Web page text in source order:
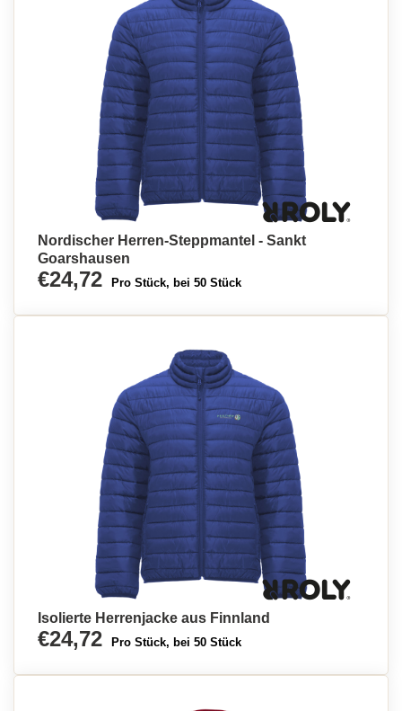
Nordischer Herren-Steppmantel - Sankt
Goarshausen
€24,72 Pro Stück, bei 50 Stück
Isolierte Herrenjacke aus Finnland
€24,72 Pro Stück, bei 50 Stück